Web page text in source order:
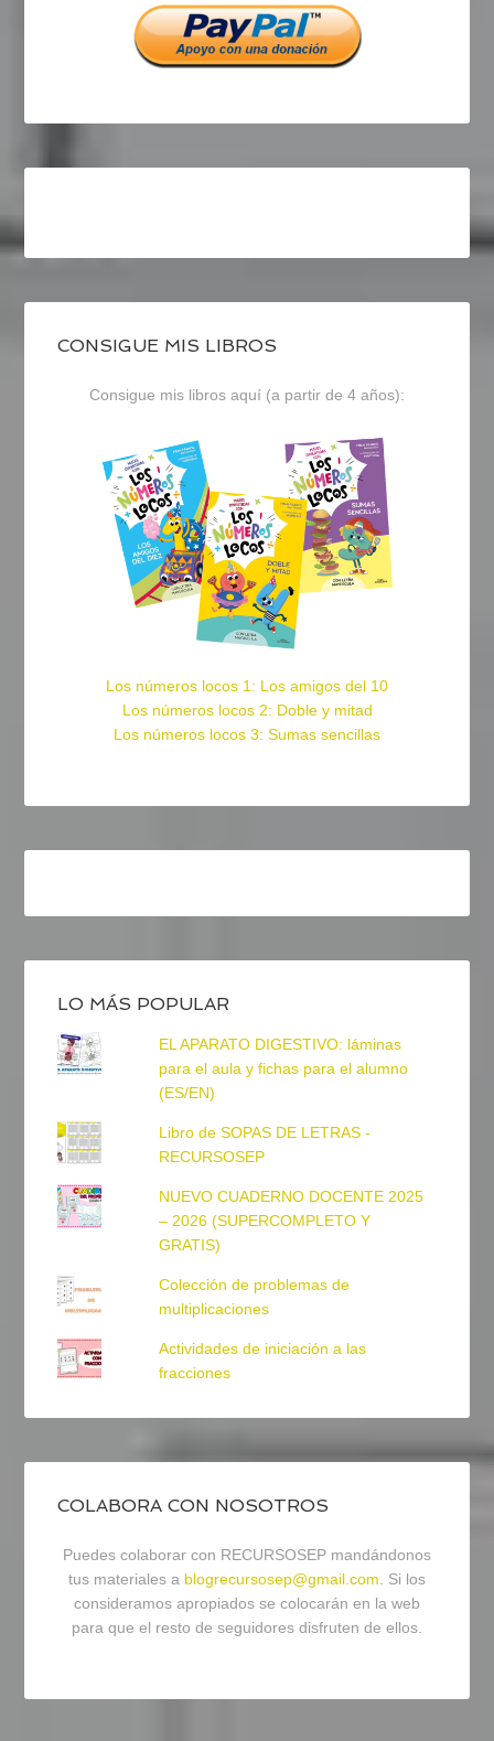
CONSIGUE MIS LIBROS
Consigue mis libros aquí (a partir de 4 años):
Los números locos 1: Los amigos del 10
Los números locos 2: Doble y mitad
Los números locos 3: Sumas sencillas
LO MÁS POPULAR
EL APARATO DIGESTIVO: láminas
para el aula y fichas para el alumno
(ES/EN)
Libro de SOPAS DE LETRAS -
RECURSOSEP
NUEVO CUADERNO DOCENTE 2025
– 2026 (SUPERCOMPLETO Y
GRATIS)
Colección de problemas de
multiplicaciones
Actividades de iniciación a las
fracciones
COLABORA CON NOSOTROS
Puedes colaborar con RECURSOSEP mandándonos
tus materiales a blogrecursosep@gmail.com. Si los
consideramos apropiados se colocarán en la web
para que el resto de seguidores disfruten de ellos.